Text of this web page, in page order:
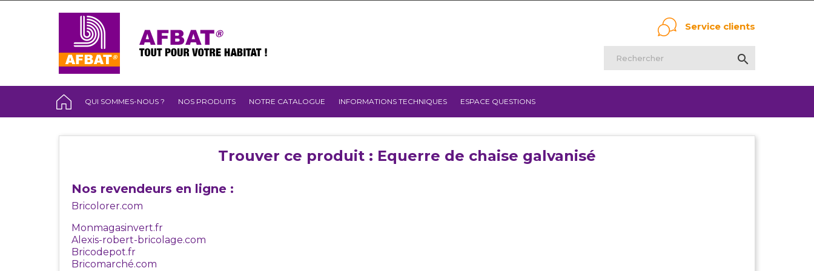
Service clients

QUI SOMMES-NOUS ? NOS PRODUITS NOTRE CATALOGUE INFORMATIONS TECHNIQUES ESPACE QUESTIONS
Trouver ce produit : Equerre de chaise galvanisé
Nos revendeurs en ligne :
Bricolorer.com
Monmagasinvert.fr
Alexis-robert-bricolage.com
Bricodepot.fr
Bricomarché.com